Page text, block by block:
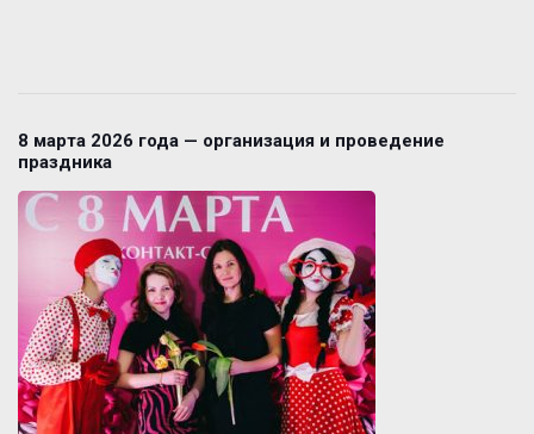
8 марта 2026 года — организация и проведение
праздника